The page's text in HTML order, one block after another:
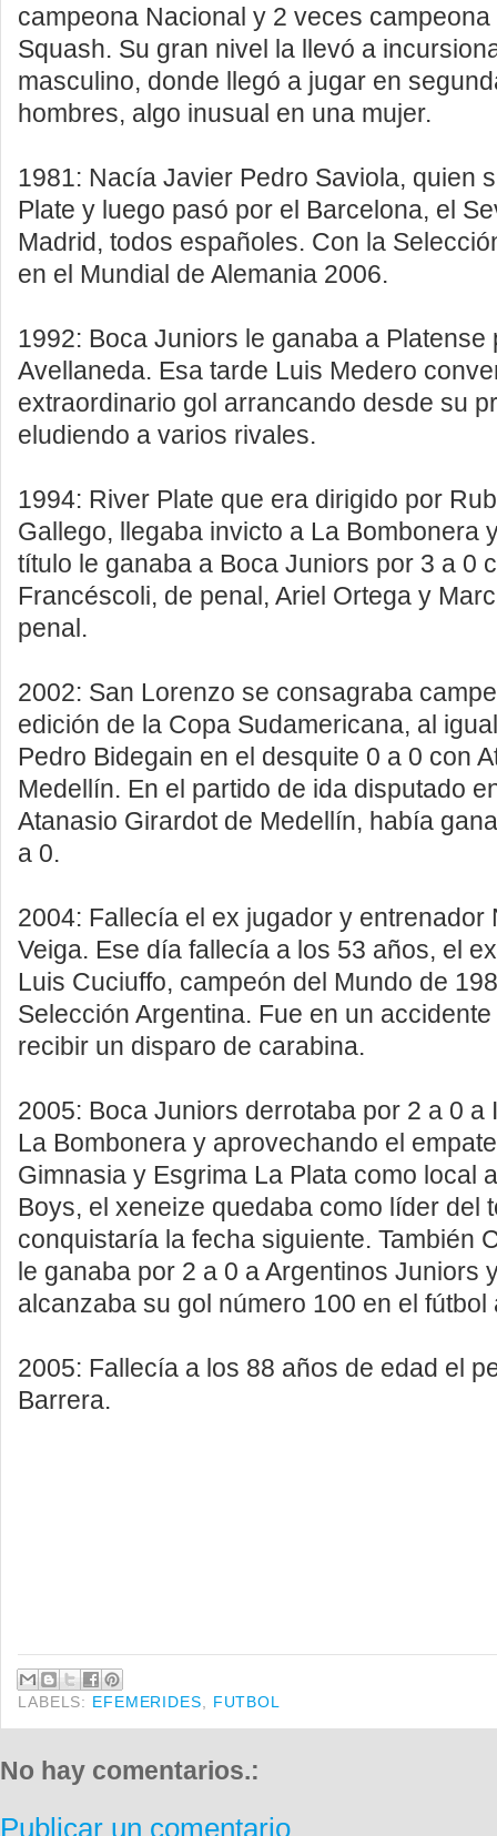
campeona Nacional y 2 veces
Squash. Su gran nivel la llevó a
masculino, donde llegó a jugar en
hombres, algo inusual en una mujer.
1981: Nacía Javier Pedro Saviola, quien
Plate y luego pasó por el Barcelona, el
Madrid, todos españoles. Con la
en el Mundial de Alemania 2006.
1992: Boca Juniors le ganaba a Platense
Avellaneda. Esa tarde Luis Medero
extraordinario gol arrancando desde su
eludiendo a varios rivales.
1994: River Plate que era dirigido por
Gallego, llegaba invicto a La Bombonera
título le ganaba a Boca Juniors por 3 a 0
Francéscoli, de penal, Ariel Ortega y
penal.
2002: San Lorenzo se consagraba
edición de la Copa Sudamericana, al
Pedro Bidegain en el desquite 0 a 0 con
Medellín. En el partido de ida disputado
Atanasio Girardot de Medellín, había
a 0.
2004: Fallecía el ex jugador y entrenador
Veiga. Ese día fallecía a los 53 años, el
Luis Cuciuffo, campeón del Mundo de
Selección Argentina. Fue en un
recibir un disparo de carabina.
2005: Boca Juniors derrotaba por 2 a 0 a
La Bombonera y aprovechando el
Gimnasia y Esgrima La Plata como local
Boys, el xeneize quedaba como líder del
conquistaría la fecha siguiente. También
le ganaba por 2 a 0 a Argentinos Juniors
alcanzaba su gol número 100 en el fútbol
2005: Fallecía a los 88 años de edad el
Barrera.
LABELS: EFEMERIDES FUTBOL
No hay comentarios.:
Publicar un comentario